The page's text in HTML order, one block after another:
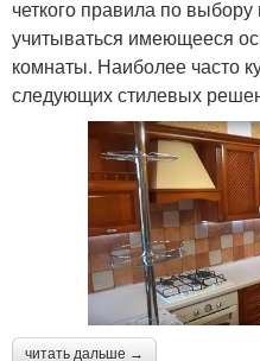
четкого правила по
учитываться имеющееся
комнаты. Наиболее часто
следующих стилевых
читать дальше →